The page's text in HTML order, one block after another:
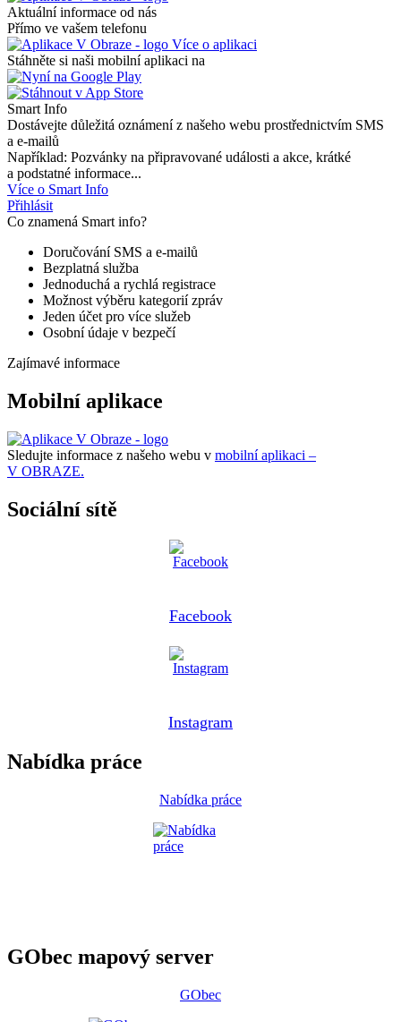
Aktuální informace od nás
Přímo ve vašem telefonu
Více o aplikaci
Stáhněte si naši mobilní aplikaci na
Smart Info
Dostávejte důležitá oznámení z našeho webu prostřednictvím SMS
a e-mailů
Například: Pozvánky na připravované události a akce, krátké
a podstatné informace...
Více o Smart Info
Přihlásit
Co znamená Smart info?
Doručování SMS a e-mailů
Bezplatná služba
Jednoduchá a rychlá registrace
Možnost výběru kategorií zpráv
Jeden účet pro více služeb
Osobní údaje v bezpečí
Zajímavé informace
Mobilní aplikace
Sledujte informace z našeho webu v mobilní aplikaci –
V OBRAZE.
Sociální sítě
Facebook
Instagram
Nabídka práce
Nabídka práce
GObec mapový server
GObec